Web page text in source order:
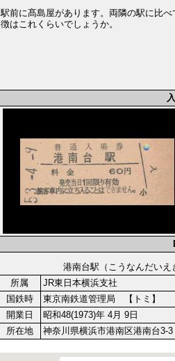
駅前に髙島屋があります。両隣の駅に比べ
徴はこれくらいでしょうか。
港南台駅（こうなんだ
所属
JR東日本横浜支社
国鉄時
東京南鉄道管理局 【トミ】
開業日
昭和48(1973)年 4月 9日
所在地
神奈川県横浜市港南区港南台3-3